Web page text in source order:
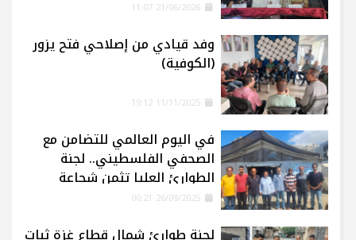
وفد قيادي من إصلاحي فتح يزور
(الكوفية)
في اليوم العالمي للتضامن مع
الصحفي الفلسطيني.. لجنة
الطوارئ العليا تثمن شجاعة
الإعلاميين في غزة
لجنة طوارئ شمال قطاع غزة ثبات